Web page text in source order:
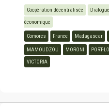
Coopération décentralisée
économique
Comores France Madagascar
MAMOUDZOU MORONI PORT-
VICTORIA